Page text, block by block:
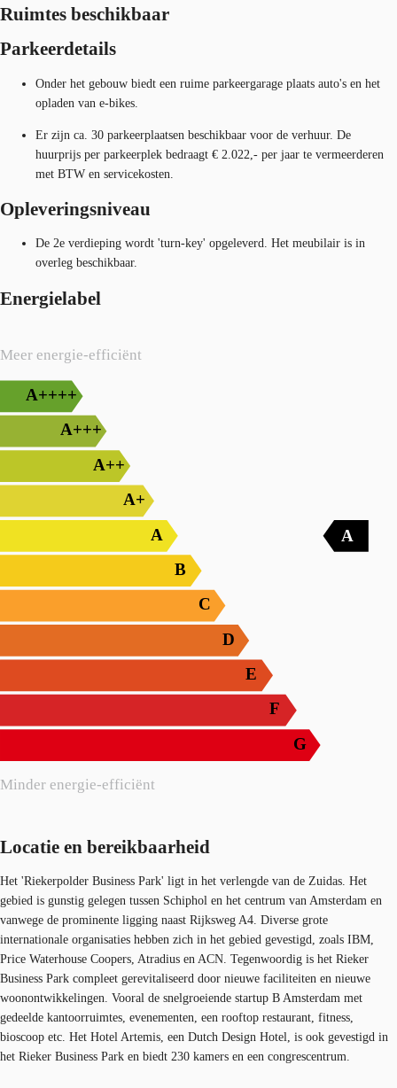
Ruimtes beschikbaar
Parkeerdetails
Onder het gebouw biedt een ruime parkeergarage plaats auto's en het
opladen van e-bikes.
Er zijn ca. 30 parkeerplaatsen beschikbaar voor de verhuur. De
huurprijs per parkeerplek bedraagt € 2.022,- per jaar te vermeerderen
met BTW en servicekosten.
Opleveringsniveau
De 2e verdieping wordt 'turn-key' opgeleverd. Het meubilair is in
overleg beschikbaar.
Energielabel
Meer energie-efficiënt
Minder energie-efficiënt
A++++
A+++
A++
A+
A
B
C
D
E
F
G
A
Locatie en bereikbaarheid
Het 'Riekerpolder Business Park' ligt in het verlengde van de Zuidas. Het
gebied is gunstig gelegen tussen Schiphol en het centrum van Amsterdam en
vanwege de prominente ligging naast Rijksweg A4. Diverse grote
internationale organisaties hebben zich in het gebied gevestigd, zoals IBM,
Price Waterhouse Coopers, Atradius en ACN. Tegenwoordig is het Rieker
Business Park compleet gerevitaliseerd door nieuwe faciliteiten en nieuwe
woonontwikkelingen. Vooral de snelgroeiende startup B Amsterdam met
gedeelde kantoorruimtes, evenementen, een rooftop restaurant, fitness,
bioscoop etc. Het Hotel Artemis, een Dutch Design Hotel, is ook gevestigd in
het Rieker Business Park en biedt 230 kamers en een congrescentrum.